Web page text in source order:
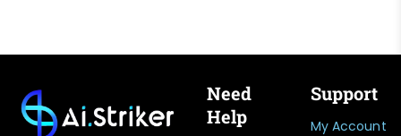
Need
Help
Support
My Account